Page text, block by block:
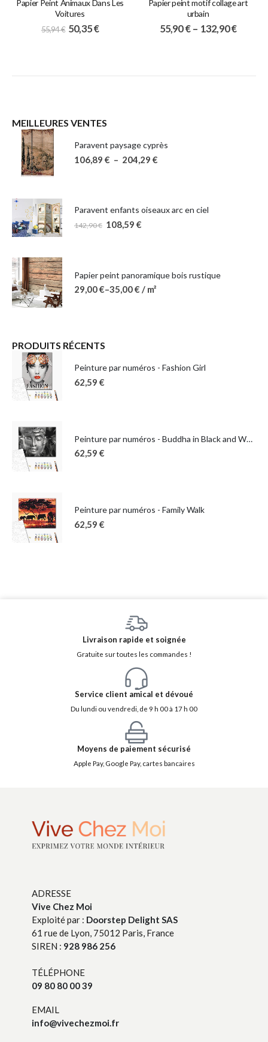
Papier Peint Animaux Dans Les
Voitures
55,94€ 50,35€
Papier peint motif collage art
urbain
55,90€ – 132,90€
MEILLEURES VENTES
Paravent paysage cyprès
106,89 € – 204,29 €
Paravent enfants oiseaux arc en ciel
142,90€ 108,59 €
Papier peint panoramique bois rustique
29,00€–35,00€ / m²
PRODUITS RÉCENTS
Peinture par numéros - Fashion Girl
62,59 €
Peinture par numéros - Buddha in Black and White
62,59 €
Peinture par numéros - Family Walk
62,59 €
Livraison rapide et soignée
Gratuite sur toutes les commandes !
Service client amical et dévoué
Du lundi ou vendredi, de 9 h 00 à 17 h 00
Moyens de paiement sécurisé
Apple Pay, Google Pay, cartes bancaires
ADRESSE
Vive Chez Moi
Exploité par : Doorstep Delight SAS
61 rue de Lyon, 75012 Paris, France
SIREN : 928 986 256
TÉLÉPHONE
09 80 80 00 39
EMAIL
info@vivechezmoi.fr